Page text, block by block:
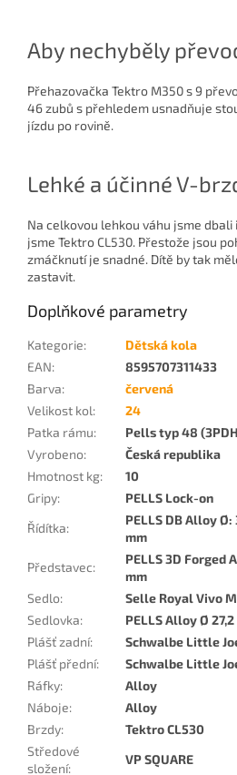
Aby nechyběly
Přehazovačka Tektro M350 s 9
46 zubů s přehledem usnadňuje
jízdu po rovině.
Lehké a účinné V-
Na celkovou lehkou váhu jsme
jsme Tektro CL530. Přestože jsou
zmáčknutí je snadné. Dítě by tak
zastavit.
Doplňkové parametry
Kategorie:
Dětská kola
EAN:
8595707311433
Barva:
červená
Velikost kol:
24
Patka rámu:
Pells typ 48
Vyrobeno:
Česká republika
Hmotnost kg:
10
Gripy:
PELLS Lock-on
Řídítka:
PELLS DB Alloy Ø:
mm
Představec:
PELLS 3D Forged
mm
Sedlo:
Selle Royal Vivo
Sedlovka:
PELLS Alloy Ø
Plášť zadní:
Schwalbe Little
Plášť přední:
Schwalbe Little
Ráfky:
Alloy
Náboje:
Alloy
Brzdy:
Tektro CL530
Středové
složení:
VP SQUARE